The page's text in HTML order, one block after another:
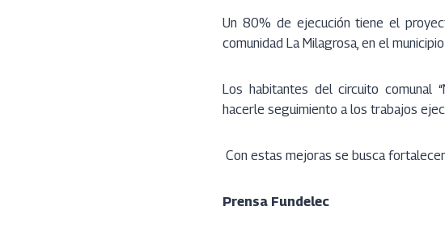
Un 80% de ejecución tiene el
comunidad La Milagrosa, en el
Los habitantes del circuito comunal
hacerle seguimiento a los trabajos
Con estas mejoras se busca
Prensa Fundelec